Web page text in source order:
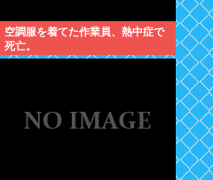
空調服を着てた作業員、熱中症で
死亡。